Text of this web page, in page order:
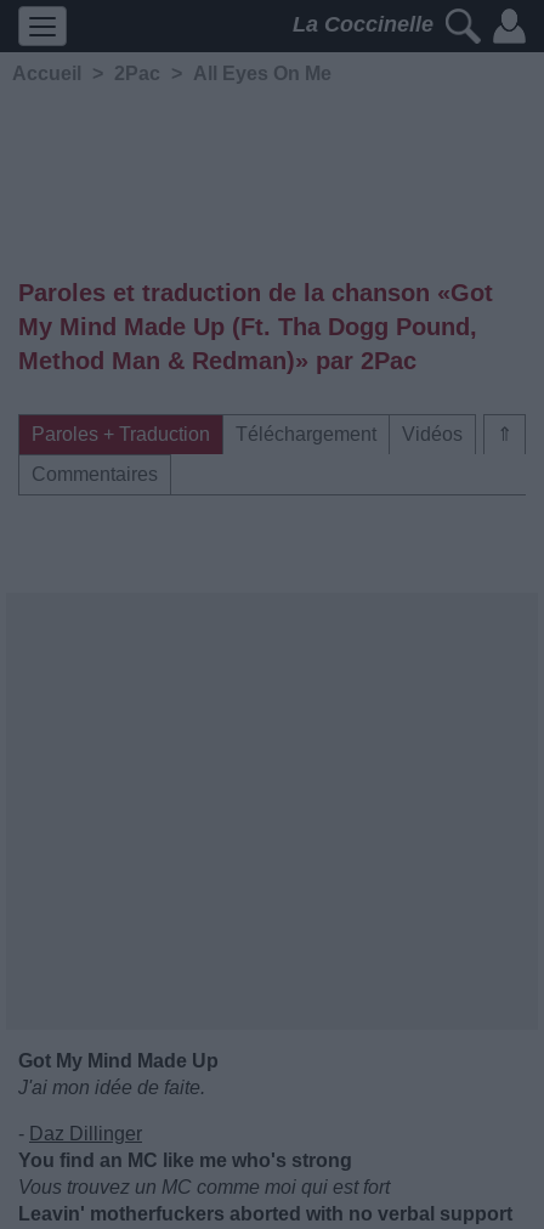
La Coccinelle
Accueil > 2Pac > All Eyes On Me
Paroles et traduction de la chanson «Got
My Mind Made Up (Ft. Tha Dogg Pound,
Method Man & Redman)» par 2Pac
⇑
Paroles + Traduction Téléchargement
Vidéos
Commentaires
Got My Mind Made Up
J'ai mon idée de faite.
- Daz Dillinger
You find an MC like me who's strong
Vous trouvez un MC comme moi qui est fort
Leavin' motherfuckers aborted with no verbal support